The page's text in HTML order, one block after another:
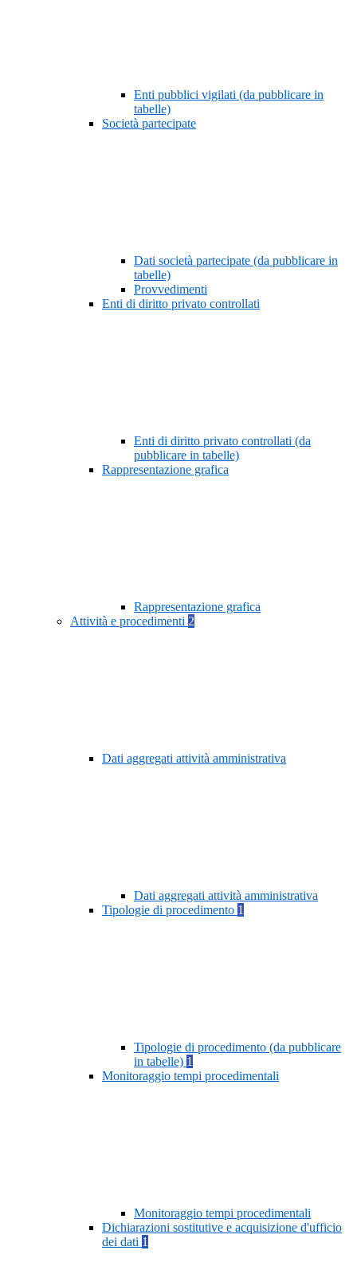
Enti pubblici vigilati (da pubblicare in
tabelle)
Società partecipate
Dati società partecipate (da pubblicare in
tabelle)
Provvedimenti
Enti di diritto privato controllati
Enti di diritto privato controllati (da
pubblicare in tabelle)
Rappresentazione grafica
Rappresentazione grafica
Attività e procedimenti 2
Dati aggregati attività amministrativa
Dati aggregati attività amministrativa
Tipologie di procedimento 1
Tipologie di procedimento (da pubblicare
in tabelle) 1
Monitoraggio tempi procedimentali
Monitoraggio tempi procedimentali
Dichiarazioni sostitutive e acquisizione d'ufficio
dei dati 1